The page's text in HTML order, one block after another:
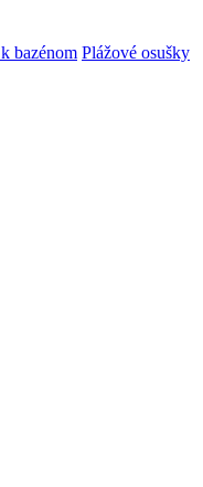
bazénom Plážové osušky